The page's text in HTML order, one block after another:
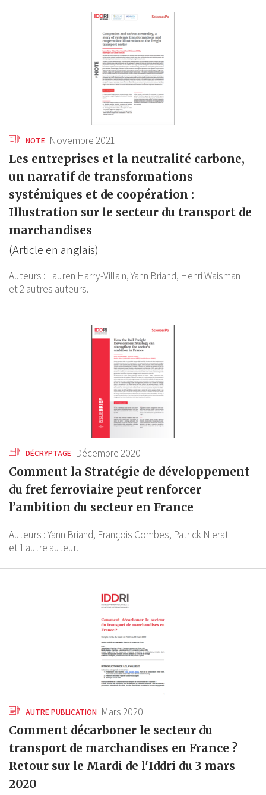
NOTE Novembre 2021
Les entreprises et la neutralité carbone,
un narratif de transformations
systémiques et de coopération :
Illustration sur le secteur du transport de
marchandises
(Article en anglais)
Auteurs : Lauren Harry-Villain,Yann Briand, Henri Waisman
et 2 autres auteurs.
DÉCRYPTAGE Décembre 2020
Comment la Stratégie de développement
du fret ferroviaire peut renforcer
l’ambition du secteur en France
Auteurs :Yann Briand, François Combes, Patrick Nierat
et 1 autre auteur.
AUTRE PUBLICATION Mars 2020
Comment décarboner le secteur du
transport de marchandises en France ?
Retour sur le Mardi de l'Iddri du 3 mars
2020